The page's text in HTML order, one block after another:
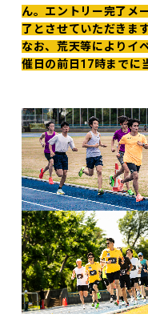
ん。エントリー完了メ
了とさせていただきます
なお、荒天等によりイ
催日の前日17時までに